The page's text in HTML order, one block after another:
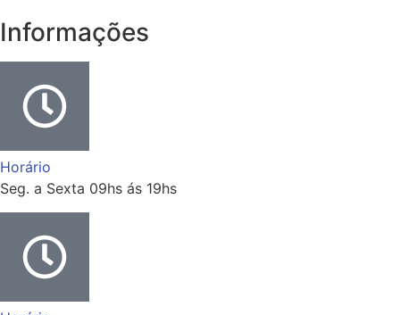
Informações
Horário
Seg. a Sexta 09hs ás 19hs